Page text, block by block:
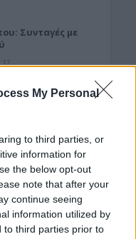
My Personal
to third parties, or
information for
the below opt-out
note that after your
continue seeing
information utilized by
to third parties prior to
Συνταγές με
Σαββάτου 8